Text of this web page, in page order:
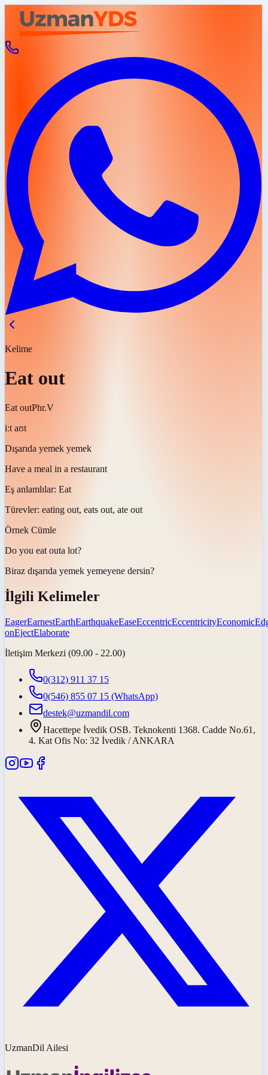
Kelime
Eat out
Eat outPhr.V
iːt aʊt
Dışarıda yemek yemek
Have a meal in a restaurant
Eş anlamlılar: Eat
Türevler: eating out, eats out, ate out
Örnek Cümle
Do you eat outa lot?
Biraz dışarıda yemek yemeyene dersin?
İlgili Kelimeler
EagerEarnestEarthEarthquakeEaseEccentricEccentricityEconomic
onEjectElaborate
İletişim Merkezi (09.00 - 22.00)
0(312) 911 37 15
0(546) 855 07 15 (WhatsApp)
destek@uzmandil.com
Hacettepe İvedik OSB. Teknokenti 1368. Cadde No.61,
4. Kat Ofis No: 32 İvedik / ANKARA
UzmanDil Ailesi